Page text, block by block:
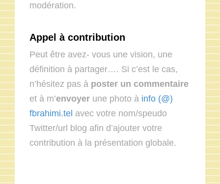
modération.
Appel à contribution
Peut être avez- vous une vision, une
définition à partager…. Si c’est le cas,
n’hésitez pas à poster un commentaire
et à m’envoyer une photo à info (@)
fbrahimi.tel avec votre nom/speudo
Twitter/url blog afin d’ajouter votre
contribution à la présentation globale.